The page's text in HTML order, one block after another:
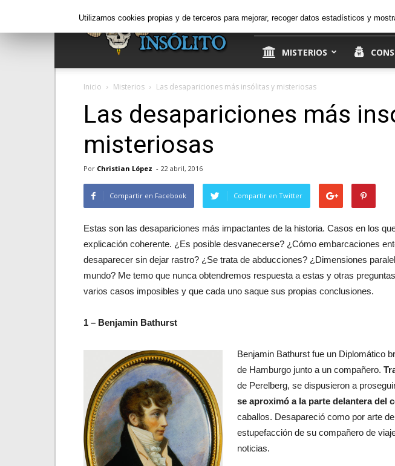
Insólito
24.2 C Madrid viernes, 7
MISTERIOS
Inicio Misterios Las desapariciones más insólitas y misteriosas
Las desapariciones más
misteriosas
Por Christian López - 22 abril, 2016
Compartir en Facebook Compartir en Twitter
Estas son las desapariciones más impactantes de la historia. Casos en los
explicación coherente. ¿Es posible desvanecerse? ¿Cómo embarcaciones
desaparecer sin dejar rastro? ¿Se trata de abducciones? ¿Dimensiones
mundo? Me temo que nunca obtendremos respuesta a estas y otras
varios casos imposibles y que cada uno saque sus propias conclusiones.
1 – Benjamin Bathurst
Benjamin Bathurst fue un Diplomático
de Hamburgo junto a un compañero.
de Perelberg, se dispusieron a
se aproximó a la parte delantera del
caballos. Desapareció como por arte
estupefacción de su compañero de
noticias.
Utilizamos cookies propias y de terceros para mejorar, recoger datos estadísticos y